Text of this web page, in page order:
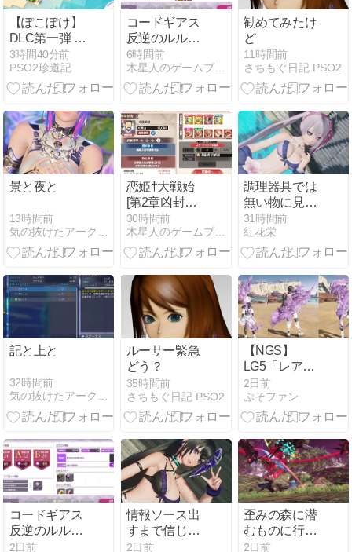
【ぽこぽけ】
DLC第一弾 ブ
クブクうみぞ
この街 感想
3時間40分前
PSO2珍道記
コードギアス
反逆のルルー
シュ ロストス
トーリーズ[3
章その想い、
「3章3ー2」
6時間前
木星人のゲームブログ
勧めてみたけ
ど
11時間前
さちもぐ日記 PSO2
景と夜と
13時間前
恋姫†大戦始
[第2章凶封
「ステージ2
押し寄せる凶
封」]
30時間前
木星人のゲームブログ
調理器具では
無い物に見え
る
31時間前
紅花栄
記と上と
32時間前
ルーサー緊急
どう？
35時間前
さちもぐ日記 PSO2
【NGS】
LG5「レアレ
ンス」シリー
ズが強すぎる
と話題に【ア
束】
2日前
ぷそファン
コードギアス
反逆のルルー
シュ ロストス
2日前
情報ソース出
すまで信じて
貰えなさそう
2日前
歪みの森に潜
むものに行っ
てきた
2日前